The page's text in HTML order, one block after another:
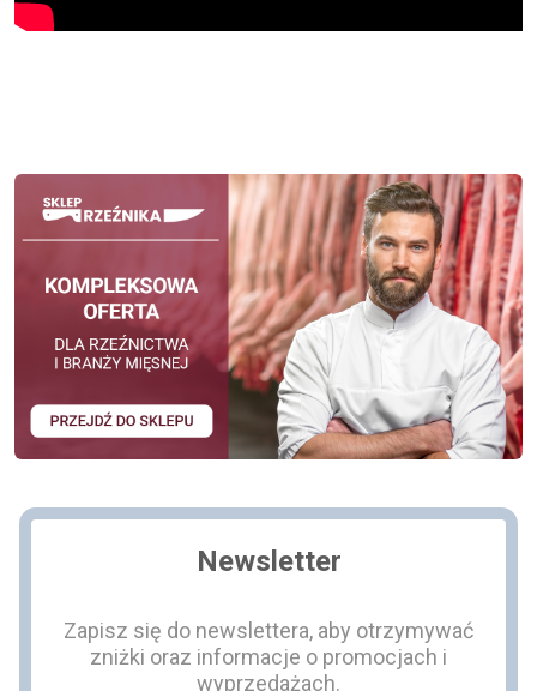
Newsletter
Zapisz się do newslettera, aby otrzymywać
zniżki oraz informacje o promocjach i
wyprzedażach.